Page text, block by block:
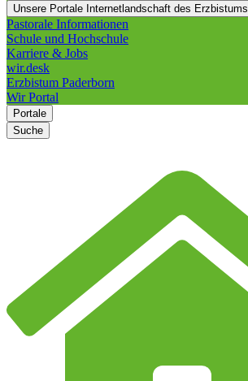
Unsere Portale Internetlandschaft des Erzbistums
Pastorale Informationen
Schule und Hochschule
Karriere & Jobs
wir.desk
Erzbistum Paderborn
Wir Portal
Portale
Suche